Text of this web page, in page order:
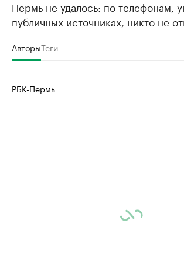
Пермь не удалось: по телефонам,
публичных источниках, никто не
АвторыТеги
РБК-Пермь